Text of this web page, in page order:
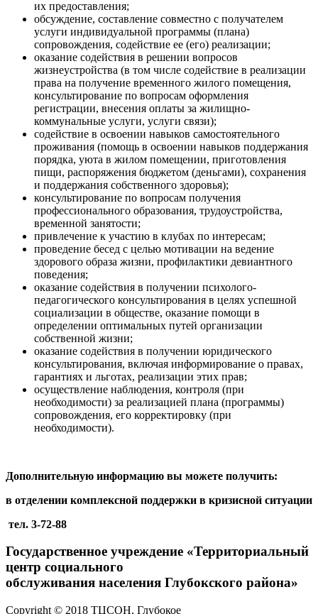
их предоставления;
обсуждение, составление совместно с получателем
услуги индивидуальной программы (плана)
сопровождения, содействие ее (его) реализации;
оказание содействия в решении вопросов
жизнеустройства (в том числе содействие в реализации
права на получение временного жилого помещения,
консультирование по вопросам оформления
регистрации, внесения оплаты за жилищно-
коммунальные услуги, услуги связи);
содействие в освоении навыков самостоятельного
проживания (помощь в освоении навыков поддержания
порядка, уюта в жилом помещении, приготовления
пищи, распоряжения бюджетом (деньгами), сохранения
и поддержания собственного здоровья);
консультирование по вопросам получения
профессионального образования, трудоустройства,
временной занятости;
привлечение к участию в клубах по интересам;
проведение бесед с целью мотивации на ведение
здорового образа жизни, профилактики девиантного
поведения;
оказание содействия в получении психолого-
педагогического консультирования в целях успешной
социализации в обществе, оказание помощи в
определении оптимальных путей организации
собственной жизни;
оказание содействия в получении юридического
консультирования, включая информирование о правах,
гарантиях и льготах, реализации этих прав;
осуществление наблюдения, контроля (при
необходимости) за реализацией плана (программы)
сопровождения, его корректировку (при
необходимости).
Дополнительную информацию вы можете получить:
в отделении комплексной поддержки в кризисной ситуации
тел. 3-72-88
Государственное учреждение «Территориальный
центр социального
обслуживания населения Глубокского района»
Copyright © 2018 ТЦСОН, Глубокое